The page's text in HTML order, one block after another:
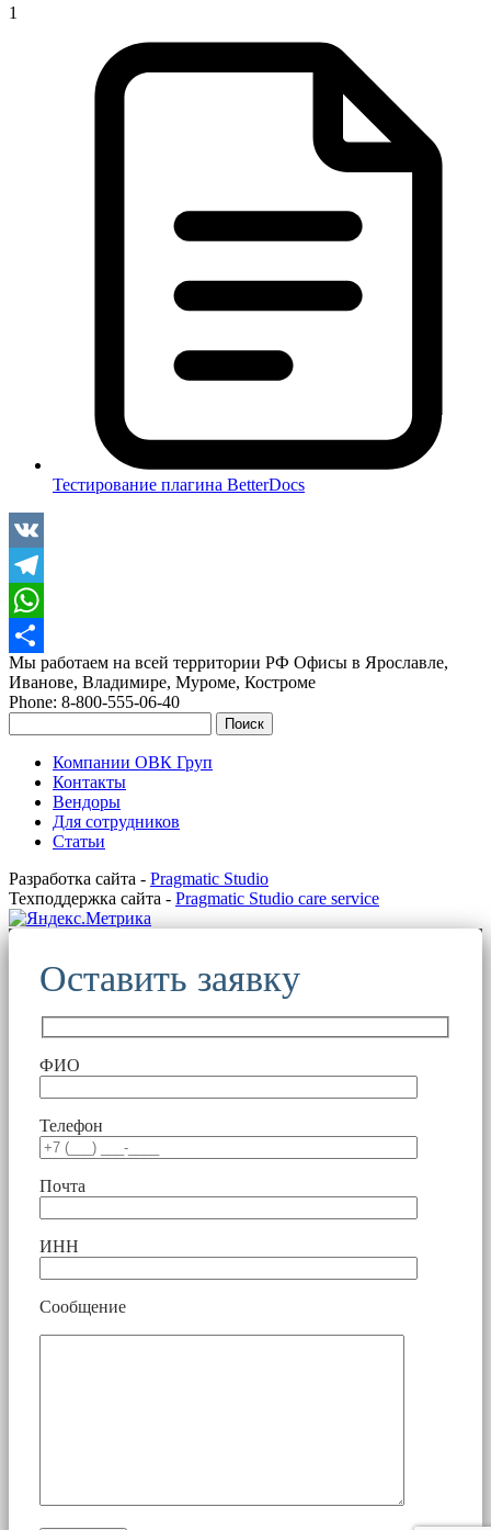
1
Тестирование плагина BetterDocs
VK
Telegram
WhatsApp
Отправить
Мы работаем на всей территории РФ Офисы в Ярославле,
Иванове, Владимире, Муроме, Костроме
Phone: 8-800-555-06-40
Поиск
Компании ОВК Груп
Контакты
Вендоры
Для сотрудников
Статьи
Разработка сайта - Pragmatic Studio
Техподдержка сайта - Pragmatic Studio care service
Оставить заявку
ФИО
Телефон
Почта
ИНН
Сообщение